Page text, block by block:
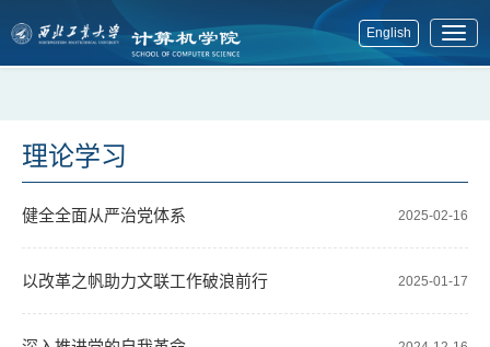
English
展
理论学习
2025-02-16
健全全面从严治党体系
2025-01-17
以改革之帆助力文联工作破浪前行